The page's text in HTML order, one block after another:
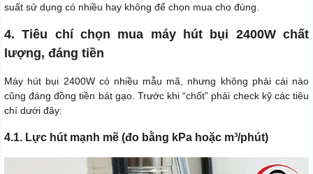
suất sử dụng có nhiều hay không để chọn mua cho đúng.
4. Tiêu chí chọn mua máy hút bụi 2400W chất
lượng, đáng tiền
Máy hút bụi 2400W có nhiều mẫu mã, nhưng không phải cái nào
cũng đáng đồng tiền bát gạo. Trước khi “chốt” phải check kỹ các tiêu
chí dưới đây:
4.1. Lực hút mạnh mẽ (đo bằng kPa hoặc m³/phút)